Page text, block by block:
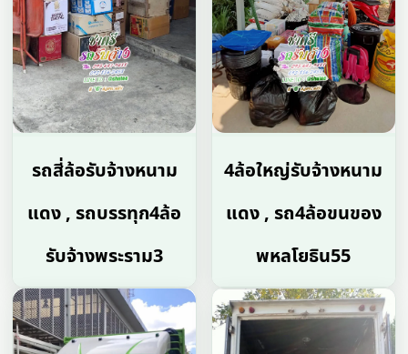
รถสี่ล้อรับจ้างหนาม
แดง , รถบรรทุก4ล้อ
รับจ้างพระราม3
4ล้อใหญ่รับจ้างหนาม
แดง , รถ4ล้อขนของ
พหลโยธิน55